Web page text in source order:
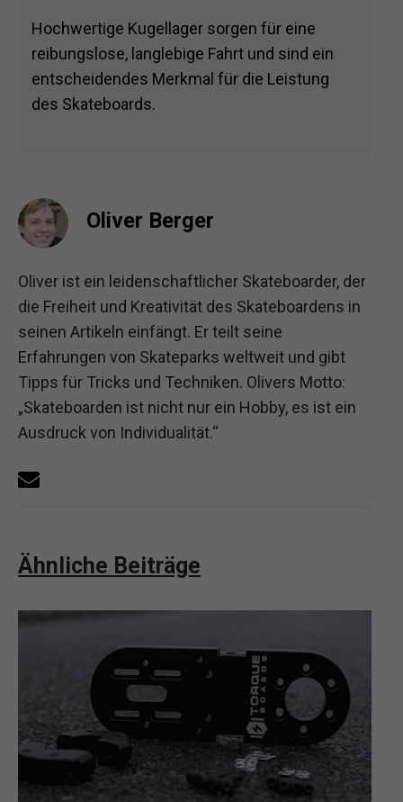
Hochwertige Kugellager sorgen für eine
reibungslose, langlebige Fahrt und sind ein
entscheidendes Merkmal für die Leistung
des Skateboards.
Oliver Berger
Oliver ist ein leidenschaftlicher Skateboarder, der
die Freiheit und Kreativität des Skateboardens in
seinen Artikeln einfängt. Er teilt seine
Erfahrungen von Skateparks weltweit und gibt
Tipps für Tricks und Techniken. Olivers Motto:
„Skateboarden ist nicht nur ein Hobby, es ist ein
Ausdruck von Individualität.“
Ähnliche Beiträge